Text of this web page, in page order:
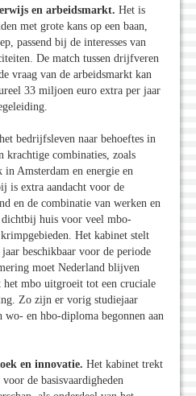
en arbeidsmarkt. Het is
met grote kans op een baan,
passend bij de interesses van
De match tussen drijfveren
vraag van de arbeidsmarkt kan
33 miljoen euro extra per jaar
bedrijfsleven naar behoeftes in
krachtige combinaties, zoals
Amsterdam en energie en
is extra aandacht voor de
en de combinatie van werken en
dichtbij huis voor veel mbo-
Het kabinet stelt
beschikbaar voor de periode
moet Nederland blijven
mbo uitgroeit tot een cruciale
Zo zijn er vorig studiejaar
wo- en hbo-diploma begonnen aan
en innovatie. Het kabinet trekt
de basisvaardigheden